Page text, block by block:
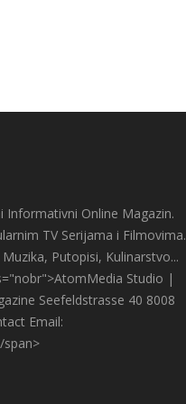
Informativni Online Magazin.
TV Serijama i Filmovima.
Putopisi, Kulinarstvo...
Studio |
Seefeldstrasse 40 8008
Email:
span>